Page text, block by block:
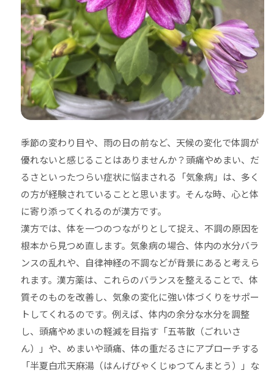
季節の変わり目や、雨の日の前など、天候の変化で体調が
優れないと感じることはありませんか？頭痛やめまい、だ
るさといったつらい症状に悩まされる「気象病」は、多く
の方が経験されていることと思います。そんな時、心と体
に寄り添ってくれるのが漢方です。
漢方では、体を一つのつながりとして捉え、不調の原因を
根本から見つめ直します。気象病の場合、体内の水分バラ
ンスの乱れや、自律神経の不調などが背景にあると考えら
れます。漢方薬は、これらのバランスを整えることで、体
質そのものを改善し、気象の変化に強い体づくりをサポー
トしてくれるのです。例えば、体内の余分な水分を調整
し、頭痛やめまいの軽減を目指す「五苓散（ごれいさ
ん）」や、めまいや頭痛、体の重だるさにアプローチする
「半夏白朮天麻湯（はんげびゃくじゅつてんまとう）」な